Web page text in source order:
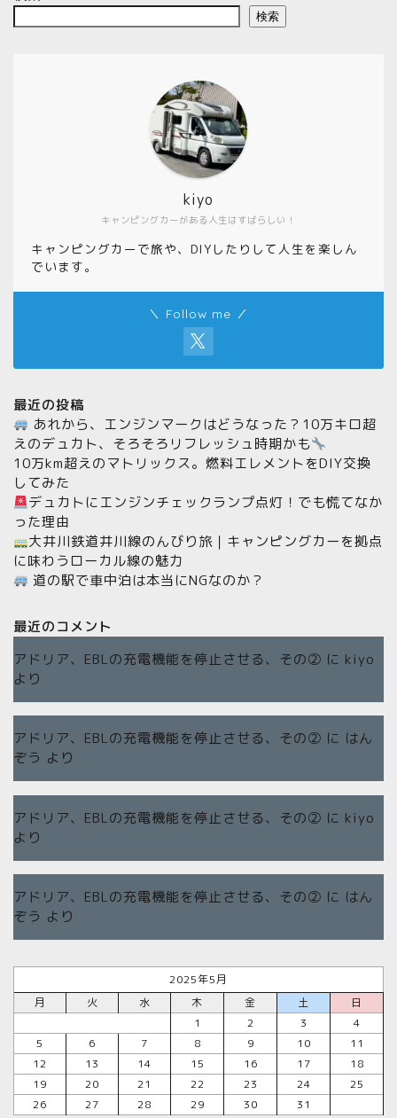
検索
キャンピングカーがある人生はすばらしい！
kiyo
キャンピングカーで旅や、DIYしたりして人生を楽しん
でいます。
＼ Follow me ／
最近の投稿
あれから、エンジンマークはどうなった？10万キロ超
えのデュカト、そろそろリフレッシュ時期かも
10万km超えのマトリックス。燃料エレメントをDIY交換
してみた
デュカトにエンジンチェックランプ点灯！でも慌てなか
った理由
大井川鉄道井川線のんびり旅｜キャンピングカーを拠点
に味わうローカル線の魅力
道の駅で車中泊は本当にNGなのか？
最近のコメント
アドリア、EBLの充電機能を停止させる、その② に kiyo
より
アドリア、EBLの充電機能を停止させる、その② に はん
ぞう より
アドリア、EBLの充電機能を停止させる、その② に kiyo
より
アドリア、EBLの充電機能を停止させる、その② に はん
ぞう より
2025年5月
月
火 水 木 金 土
日
1
2 3
4
5
6 7 8 9 10
11
12
13 14 15 16 17
18
19
20 21 22 23 24
25
26
27 28 29 30 31